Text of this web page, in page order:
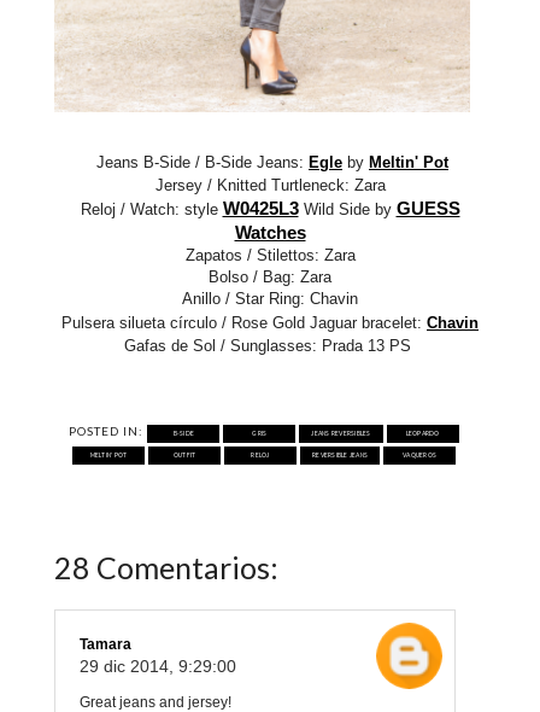
Jeans B-Side / B-Side Jeans: Egle by Meltin' Pot
Jersey / Knitted Turtleneck: Zara
Reloj / Watch: style W0425L3Wild Side by GUESS
Watches
Zapatos / Stilettos: Zara
Bolso / Bag: Zara
Anillo / Star Ring: Chavin
Pulsera silueta círculo / Rose Gold Jaguar bracelet: Chavin
Gafas de Sol / Sunglasses: Prada 13 PS
POSTED IN: B-SIDE GRIS JEANS REVERSIBLES LEOPARDO
MELTIN' POT OUTFIT RELOJ REVERSIBLE JEANS VAQUEROS
28 Comentarios:
Tamara
29 dic 2014, 9:29:00
Great jeans and jersey!